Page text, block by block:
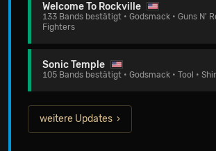
Welcome To Rockville
133 Bands bestätigt • Godsmack • Guns N'
Fighters
Sonic Temple
105 Bands bestätigt • Godsmack • Tool •
weitere Updates